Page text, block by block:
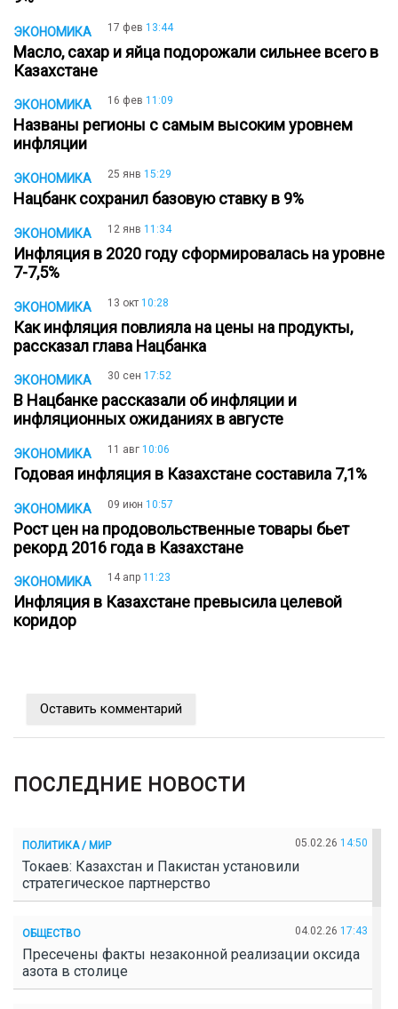
ЭКОНОМИКА 17 фев 13:44
Масло, сахар и яйца подорожали сильнее всего в
Казахстане
ЭКОНОМИКА 16 фев 11:09
Названы регионы с самым высоким уровнем
инфляции
ЭКОНОМИКА 25 янв 15:29
Нацбанк сохранил базовую ставку в 9%
ЭКОНОМИКА 12 янв 11:34
Инфляция в 2020 году сформировалась на уровне
7-7,5%
ЭКОНОМИКА 13 окт 10:28
Как инфляция повлияла на цены на продукты,
рассказал глава Нацбанка
ЭКОНОМИКА 30 сен 17:52
В Нацбанке рассказали об инфляции и
инфляционных ожиданиях в августе
ЭКОНОМИКА 11 авг 10:06
Годовая инфляция в Казахстане составила 7,1%
ЭКОНОМИКА 09 июн 10:57
Рост цен на продовольственные товары бьет
рекорд 2016 года в Казахстане
ЭКОНОМИКА 14 апр 11:23
Инфляция в Казахстане превысила целевой
коридор
Оставить комментарий
ПОСЛЕДНИЕ НОВОСТИ
ПОЛИТИКА / МИР 05.02.26 14:50
Токаев: Казахстан и Пакистан установили
стратегическое партнерство
ОБЩЕСТВО 04.02.26 17:43
Пресечены факты незаконной реализации оксида
азота в столице